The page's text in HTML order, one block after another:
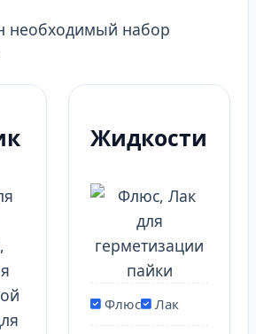
необходимый набор
Жидкости
Флюс Лак